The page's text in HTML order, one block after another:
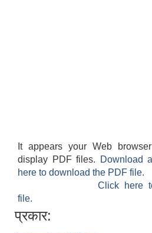
It appears your Web
display PDF files.
Download
here to download the PDF file.
Click here
file.
प्रकार: